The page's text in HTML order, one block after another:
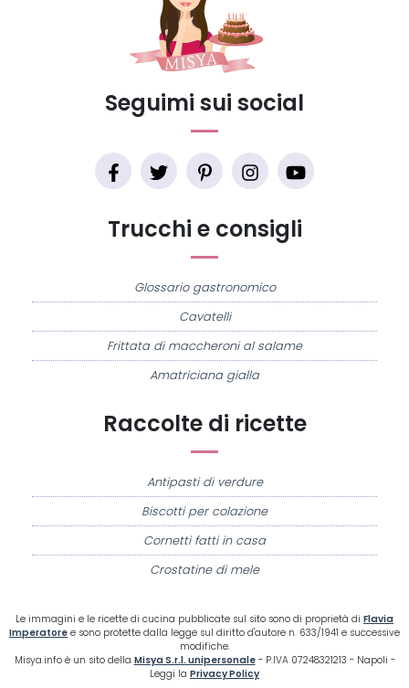
Raccolte di ricette
Antipasti di verdure
Biscotti per colazione
Cornetti fatti in casa
Crostatine di mele
Trucchi e consigli
Glossario gastronomico
Cavatelli
Frittata di maccheroni al salame
Amatriciana gialla
Seguimi sui social
Le immagini e le ricette di cucina pubblicate sul sito sono di proprietà di Flavia
Imperatore e sono protette dalla legge sul diritto d'autore n. 633/1941 e successive
modifiche.
Misya.info è un sito della Misya S.r.l. unipersonale- P.IVA 07248321213 - Napoli -
Leggi la Privacy Policy